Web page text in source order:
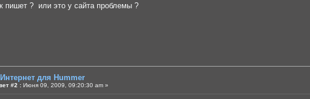
пишет ? или это у сайта проблемы ?
для Hummer
#2 : Июня 09, 2009, 09:20:30 am »